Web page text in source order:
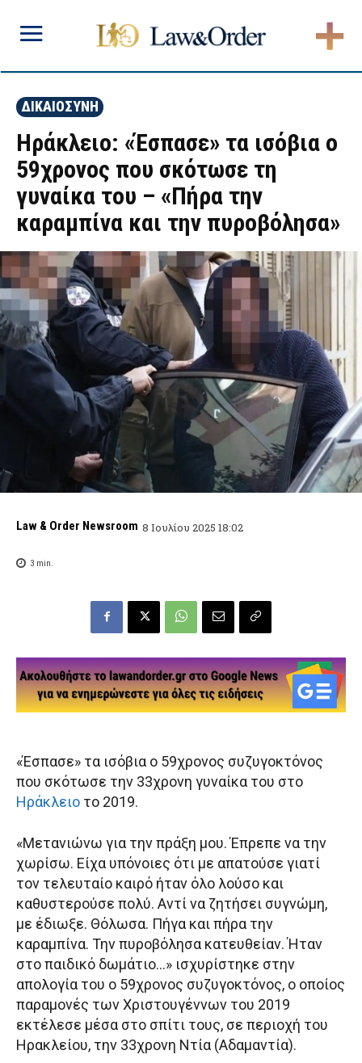
ΔΙΚΑΙΟΣΥΝΗ
Ηράκλειο: «Έσπασε» τα ισόβια ο
59χρονος που σκότωσε τη
γυναίκα του – «Πήρα την
καραμπίνα και την πυροβόλησα»
Law & Order Newsroom 8 Ιουλίου 2025 18:02
3 min.
«Έσπασε» τα ισόβια ο 59χρονος συζυγοκτόνος
που σκότωσε την 33χρονη γυναίκα του στο
Ηράκλειο το 2019.
«Μετανιώνω για την πράξη μου. Έπρεπε να την
χωρίσω. Είχα υπόνοιες ότι με απατούσε γιατί
τον τελευταίο καιρό ήταν όλο λούσο και
καθυστερούσε πολύ. Αντί να ζητήσει συγνώμη,
με έδιωξε. Θόλωσα. Πήγα και πήρα την
καραμπίνα. Την πυροβόλησα κατευθείαν. Ήταν
στο παιδικό δωμάτιο…» ισχυρίστηκε στην
απολογία του ο 59χρονος συζυγοκτόνος, ο οποίος
παραμονές των Χριστουγέννων του 2019
εκτέλεσε μέσα στο σπίτι τους, σε περιοχή του
Ηρακλείου, την 33χρονη Ντία (Αδαμαντία).